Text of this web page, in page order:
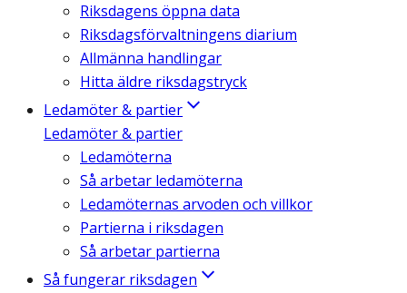
Riksdagens öppna data
Riksdagsförvaltningens diarium
Allmänna handlingar
Hitta äldre riksdagstryck
Ledamöter & partier
Ledamöter & partier
Ledamöterna
Så arbetar ledamöterna
Ledamöternas arvoden och villkor
Partierna i riksdagen
Så arbetar partierna
Så fungerar riksdagen